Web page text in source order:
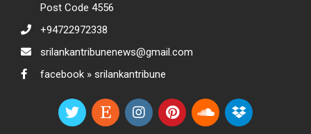
Post Code 4556
+94722972338
srilankantribunenews@gmail.com
facebook » srilankantribune